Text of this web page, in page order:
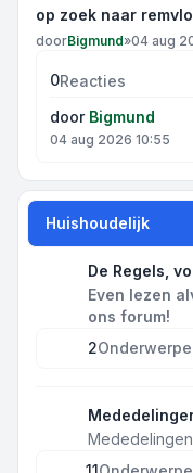
op zoek naar
doorBigmund»04 aug
0Reacties
door Bigmund
04 aug 2026 10:55
Huishoudelijk
De Regels,
Even lezen
ons forum!
2